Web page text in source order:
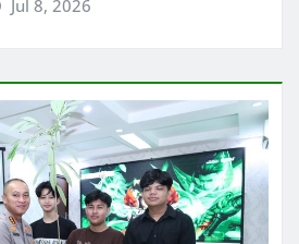
Jul 8, 2026